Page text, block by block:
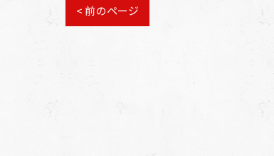
< 前のページ